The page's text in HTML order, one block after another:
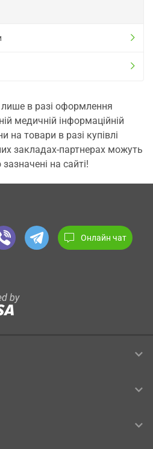
лише в разі оформлення
медичній інформаційній
на товари в разі купівлі
закладах-партнерах можуть
на сайті!
Онлайн чат